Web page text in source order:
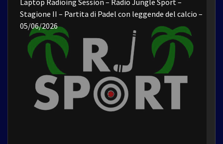
Stagione II – Partita di Padel con leggende del calcio –
05/06/2026